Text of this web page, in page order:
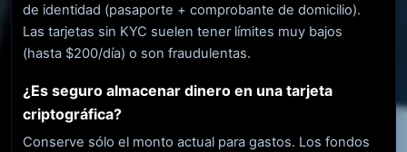
de identidad (pasaporte + comprobante de domicilio).
Las tarjetas sin KYC suelen tener límites muy bajos
(hasta $200/día) o son fraudulentas.
¿Es seguro almacenar dinero en una tarjeta
criptográfica?
Conserve sólo el monto actual para gastos. Los fondos